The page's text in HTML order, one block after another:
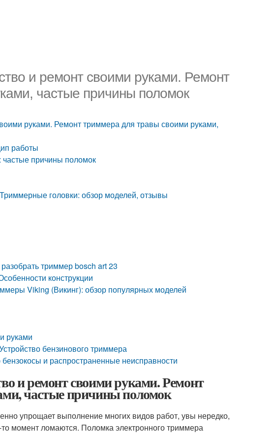
и ремонт своими руками. Ремонт
частые причины поломок
руками. Ремонт триммера для травы своими руками,
работы
причины поломок
головки: обзор моделей, отзывы
триммер bosch art 23
конструкции
Viking (Викинг): обзор популярных моделей
руками
бензинового триммера
и распространенные неисправности
и ремонт своими руками. Ремонт
частые причины поломок
упрощает выполнение многих видов работ, увы нередко,
момент ломаются. Поломка электронного триммера